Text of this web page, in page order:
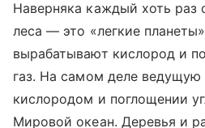
Наверняка каждый хоть раз
леса — это «легкие
вырабатывают кислород и
газ. На самом деле ведущую
кислородом и поглощении
Мировой океан. Деревья и